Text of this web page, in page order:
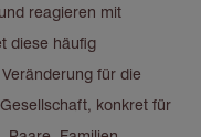
reagieren mit
diese häufig
für die
konkret für